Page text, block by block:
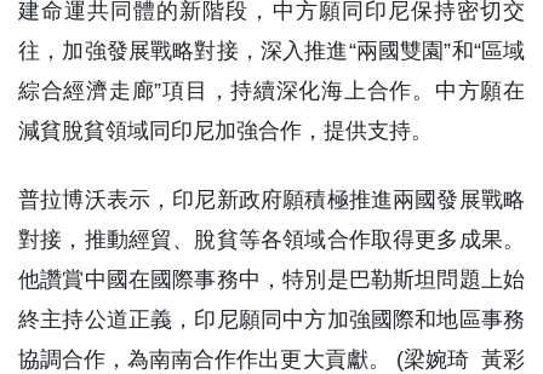
建命運共同體的新階段，中方願同印尼保持密切交
往，加強發展戰略對接，深入推進“兩國雙園”和“區域
綜合經濟走廊”項目，持續深化海上合作。中方願在
減貧脫貧領域同印尼加強合作，提供支持。
普拉博沃表示，印尼新政府願積極推進兩國發展戰略
對接，推動經貿、脫貧等各領域合作取得更多成果。
他讚賞中國在國際事務中，特別是巴勒斯坦問題上始
終主持公道正義，印尼願同中方加強國際和地區事務
協調合作，為南南合作作出更大貢獻。 (梁婉琦 黃彩